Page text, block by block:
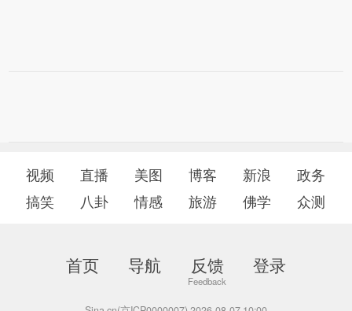
视频 直播 美图 博客 新浪
政务
搞笑
八卦 情感 旅游 佛学 众测
首页 导航 反馈 登录